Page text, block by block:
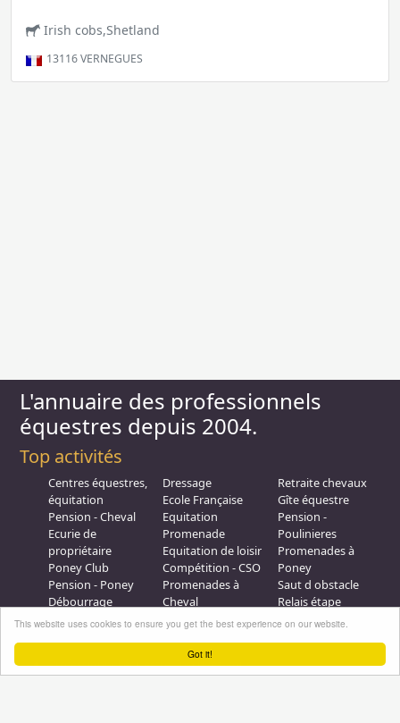
Got it!
This website uses cookies to ensure you get the best experience on our website.
Irish cobs,Shetland
13116VERNEGUES
L'annuaire des professionnels
équestres depuis 2004.
Top activités
Centres équestres,
équitation
Pension - Cheval
Ecurie de
propriétaire
Poney Club
Pension - Poney
Débourrage
Elevage
Dressage
Ecole Française
Equitation
Promenade
Equitation de loisir
Compétition - CSO
Promenades à
Cheval
Galops - Equitation
Retraite chevaux
Gîte équestre
Pension -
Poulinieres
Promenades à
Poney
Saut d obstacle
Relais étape
Plus d'infos
Professionnel équestre, Inscrivez-vous !
Nous contacter